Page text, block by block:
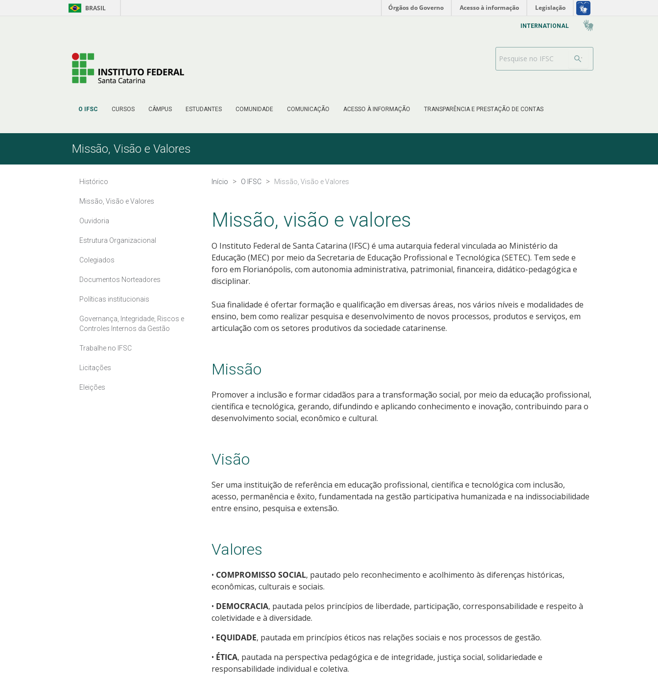
Pular para o Conteúdo BRASIL Órgãos do Governo Acesso à informação Legislação
O IFSC CURSOS CÂMPUS ESTUDANTES COMUNIDADE COMUNICAÇÃO ACESSO À INFORMAÇÃO TRANSPARÊNCIA E PRESTAÇÃO DE CONTAS
INTERNATIONAL
Barra de busca
Missão, Visão e Valores
Histórico
Missão, Visão e Valores
Ouvidoria
Estrutura Organizacional
Colegiados
Documentos Norteadores
Políticas institucionais
Governança, Integridade, Riscos e
Controles Internos da Gestão
Trabalhe no IFSC
Licitações
Eleições
Início O IFSC Missão, Visão e Valores
Missão, visão e valores
O Instituto Federal de Santa Catarina (IFSC) é uma autarquia federal vinculada ao Ministério da
Educação (MEC) por meio da Secretaria de Educação Profissional e Tecnológica (SETEC). Tem sede e
foro em Florianópolis, com autonomia administrativa, patrimonial, financeira, didático-pedagógica e
disciplinar.
Sua finalidade é ofertar formação e qualificação em diversas áreas, nos vários níveis e modalidades de
ensino, bem como realizar pesquisa e desenvolvimento de novos processos, produtos e serviços, em
articulação com os setores produtivos da sociedade catarinense.
Missão
Promover a inclusão e formar cidadãos para a transformação social, por meio da educação profissional,
científica e tecnológica, gerando, difundindo e aplicando conhecimento e inovação, contribuindo para o
desenvolvimento social, econômico e cultural.
Visão
Ser uma instituição de referência em educação profissional, científica e tecnológica com inclusão,
acesso, permanência e êxito, fundamentada na gestão participativa humanizada e na indissociabilidade
entre ensino, pesquisa e extensão.
Valores
• COMPROMISSO SOCIAL, pautado pelo reconhecimento e acolhimento às diferenças históricas,
econômicas, culturais e sociais.
• DEMOCRACIA, pautada pelos princípios de liberdade, participação, corresponsabilidade e respeito à
coletividade e à diversidade.
• EQUIDADE, pautada em princípios éticos nas relações sociais e nos processos de gestão.
• ÉTICA, pautada na perspectiva pedagógica e de integridade, justiça social, solidariedade e
responsabilidade individual e coletiva.